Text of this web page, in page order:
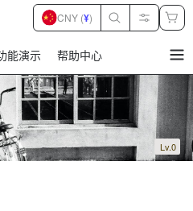
能演示 帮助中心
CNY (¥)
Lv.0